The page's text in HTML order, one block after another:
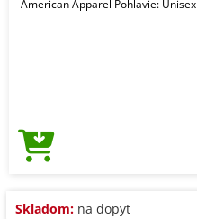
American Apparel Pohlavie: Unisex
Skladom: na dopyt